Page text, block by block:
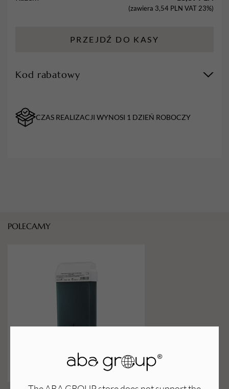
(zawiera 3,54 PLN VAT 23%)
PRZEJDŹ DO KASY
Kod rabatowy
CZAS REALIZACJI WYNOSI 1 DZIEŃ ROBOCZY
POLECAMY